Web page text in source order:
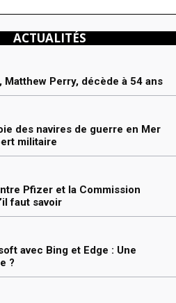
ACTUALITÉS
Matthew Perry, décède à 54 ans
des navires de guerre en Mer
militaire
Pfizer et la Commission
faut savoir
avec Bing et Edge : Une
?